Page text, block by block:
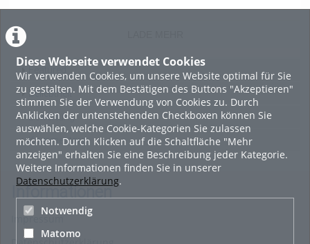
Diese Webseite verwendet Cookies
Wir verwenden Cookies, um unsere Website optimal für Sie
zu gestalten. Mit dem Bestätigen des Buttons "Akzeptieren"
stimmen Sie der Verwendung von Cookies zu. Durch
Anklicken der untenstehenden Checkboxen können Sie
auswählen, welche Cookie-Kategorien Sie zulassen
möchten. Durch Klicken auf die Schaltfläche "Mehr
anzeigen" erhalten Sie eine Beschreibung jeder Kategorie.
Weitere Informationen finden Sie in unserer
Datenschutzerklärung.
Notwendig
Matomo
Beliebtheit
Bewertung
Kommentare
Informationen
Impressum